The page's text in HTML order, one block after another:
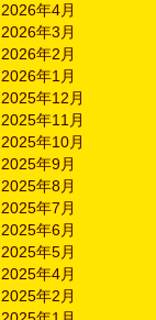
2026年4月
2026年3月
2026年2月
2026年1月
2025年12月
2025年11月
2025年10月
2025年9月
2025年8月
2025年7月
2025年6月
2025年5月
2025年4月
2025年2月